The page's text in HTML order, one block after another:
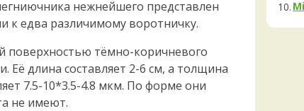
нежнейшего представлен
к едва различимому воротничку.
поверхностью тёмно-коричневого
длина составляет 2-6 см, а толщина
7.5-10*3.5-4.8 мкм. По форме они
не имеют.